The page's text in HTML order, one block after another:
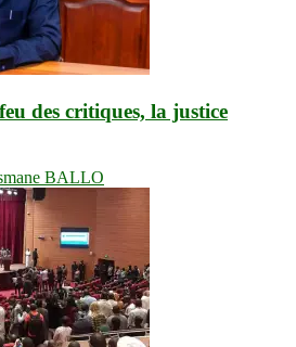
des critiques, la justice
BALLO